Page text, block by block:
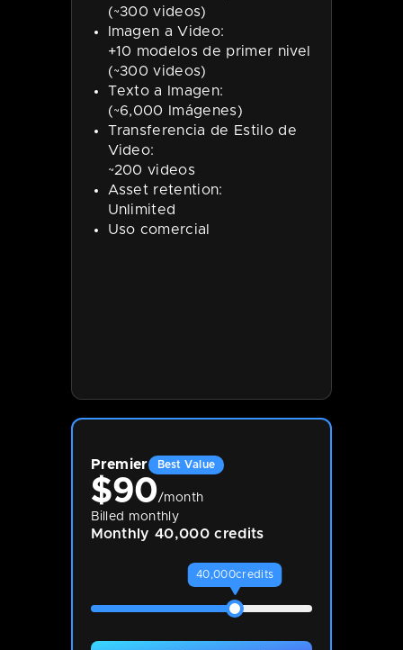
(~300 videos)
Imagen a Video:
+10 modelos de primer nivel
(~300 videos)
Texto a Imagen:
(~6,000 Imágenes)
Transferencia de Estilo de
Video:
~200 videos
Asset retention:
Unlimited
Uso comercial
Premier Best Value
$90/month
Billed monthly
Monthly 40,000 credits
40,000credits